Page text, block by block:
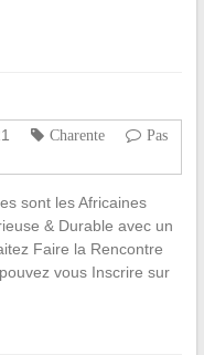
Charente
Pas
sont les Africaines
& Durable avec un
Faire la Rencontre
vous Inscrire sur